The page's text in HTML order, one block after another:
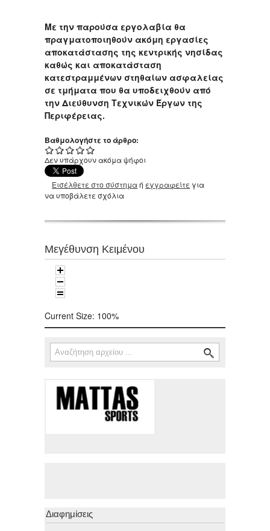
Με την παρούσα εργολαβία θα
πραγματοποιηθούν ακόμη εργασίες
αποκατάστασης της κεντρικής νησίδας
καθώς και αποκατάσταση
κατεστραμμένων στηθαίων ασφαλείας
σε τμήματα που θα υποδειχθούν από
την Διεύθυνση Τεχνικών Έργων της
Περιφέρειας.
Βαθμολογήστε το άρθρο:
Δεν υπάρχουν ακόμα ψήφοι
Εισέλθετε στο σύστημαή εγγραφείτε για
να υποβάλετε σχόλια
Μεγέθυνση Κειμένου
Current Size: 100%
Φόρμα αναζήτησης
Αναζήτηση
Διαφημίσεις